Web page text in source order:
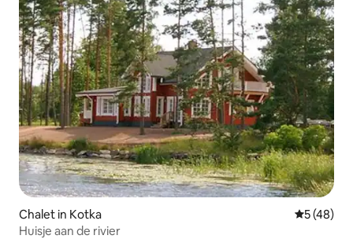
Chalet in Kotka
5 (48)
Huisje aan de rivier